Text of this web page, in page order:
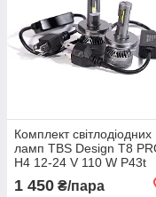
Комплект світлодіодних
ламп TBS Design T8
H4 12-24 V 110 W P43t
1 450 ₴/пара